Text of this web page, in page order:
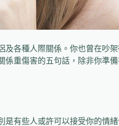
及各種人際關係。你也曾在吵
重傷害的五句話，除非你準
有些人或許可以接受你的情